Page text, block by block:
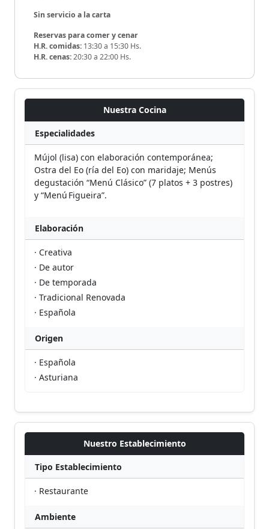
Sin servicio a la carta
Reservas para comer y cenar
H.R. comidas: 13:30 a 15:30 Hs.
H.R. cenas:20:30 a 22:00 Hs.
Nuestra Cocina
Especialidades
Mújol (lisa) con elaboración contemporánea;
Ostra del Eo (ría del Eo) con maridaje; Menús
degustación “Menú Clásico” (7 platos + 3 postres)
y “Menú Figueira”.
Elaboración
· Creativa
· De autor
· De temporada
· Tradicional Renovada
· Española
Origen
· Española
· Asturiana
Nuestro Establecimiento
Tipo Establecimiento
· Restaurante
Ambiente